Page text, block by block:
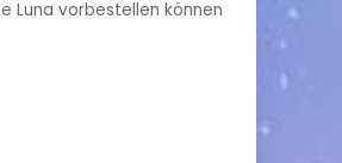
Luna vorbestellen können